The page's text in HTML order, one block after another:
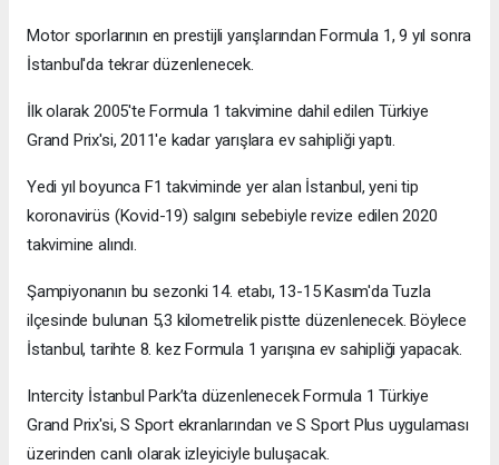
Motor sporlarının en prestijli yarışlarından Formula 1, 9 yıl sonra
İstanbul'da tekrar düzenlenecek.
İlk olarak 2005'te Formula 1 takvimine dahil edilen Türkiye
Grand Prix'si, 2011'e kadar yarışlara ev sahipliği yaptı.
Yedi yıl boyunca F1 takviminde yer alan İstanbul, yeni tip
koronavirüs (Kovid-19) salgını sebebiyle revize edilen 2020
takvimine alındı.
Şampiyonanın bu sezonki 14. etabı, 13-15 Kasım'da Tuzla
ilçesinde bulunan 5,3 kilometrelik pistte düzenlenecek. Böylece
İstanbul, tarihte 8. kez Formula 1 yarışına ev sahipliği yapacak.
Intercity İstanbul Park’ta düzenlenecek Formula 1 Türkiye
Grand Prix'si, S Sport ekranlarından ve S Sport Plus uygulaması
üzerinden canlı olarak izleyiciyle buluşacak.